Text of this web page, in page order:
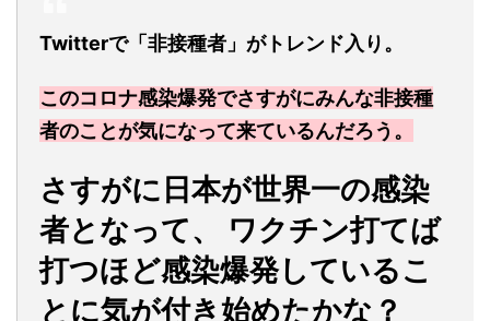
Twitterで「非接種者」がトレンド入り。
このコロナ感染爆発でさすがにみんな非接種
者のことが気になって来ているんだろう。
さすがに日本が世界一の感染
者となって、 ワクチン打てば
打つほど感染爆発しているこ
とに気が付き始めたかな？